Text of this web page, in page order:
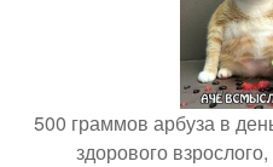
500 граммов арбуза в
здорового